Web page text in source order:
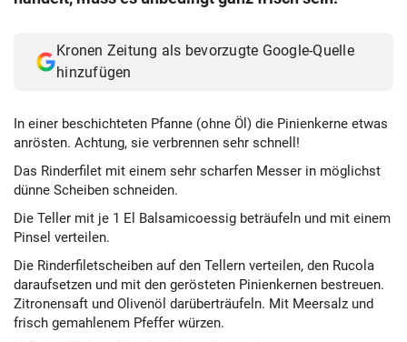
Kronen Zeitung als bevorzugte Google-Quelle
hinzufügen
In einer beschichteten Pfanne (ohne Öl) die Pinienkerne etwas
anrösten. Achtung, sie verbrennen sehr schnell!
Das Rinderfilet mit einem sehr scharfen Messer in möglichst
dünne Scheiben schneiden.
Die Teller mit je 1 El Balsamicoessig beträufeln und mit einem
Pinsel verteilen.
Die Rinderfiletscheiben auf den Tellern verteilen, den Rucola
daraufsetzen und mit den gerösteten Pinienkernen bestreuen.
Zitronensaft und Olivenöl darüberträufeln. Mit Meersalz und
frisch gemahlenem Pfeffer würzen.